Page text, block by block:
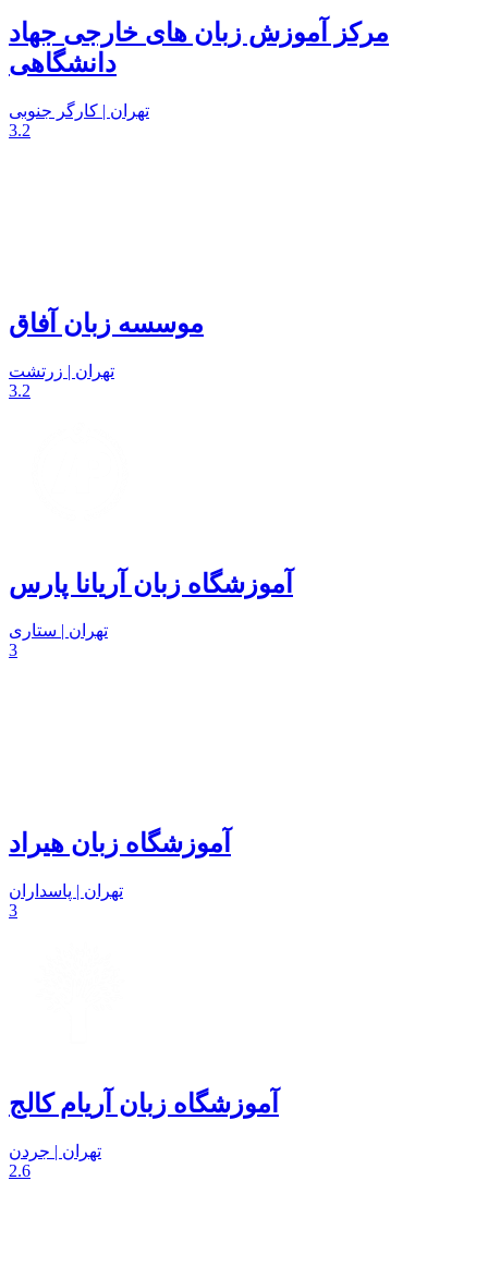
مرکز آموزش زبان های خارجی جهاد
دانشگاهی
تهران | کارگر جنوبی
3.2
موسسه زبان آفاق
تهران | زرتشت
3.2
آموزشگاه زبان آریانا پارس
تهران | ستاری
3
آموزشگاه زبان هیراد
تهران | پاسداران
3
آموزشگاه زبان آریام کالج
تهران | جردن
2.6